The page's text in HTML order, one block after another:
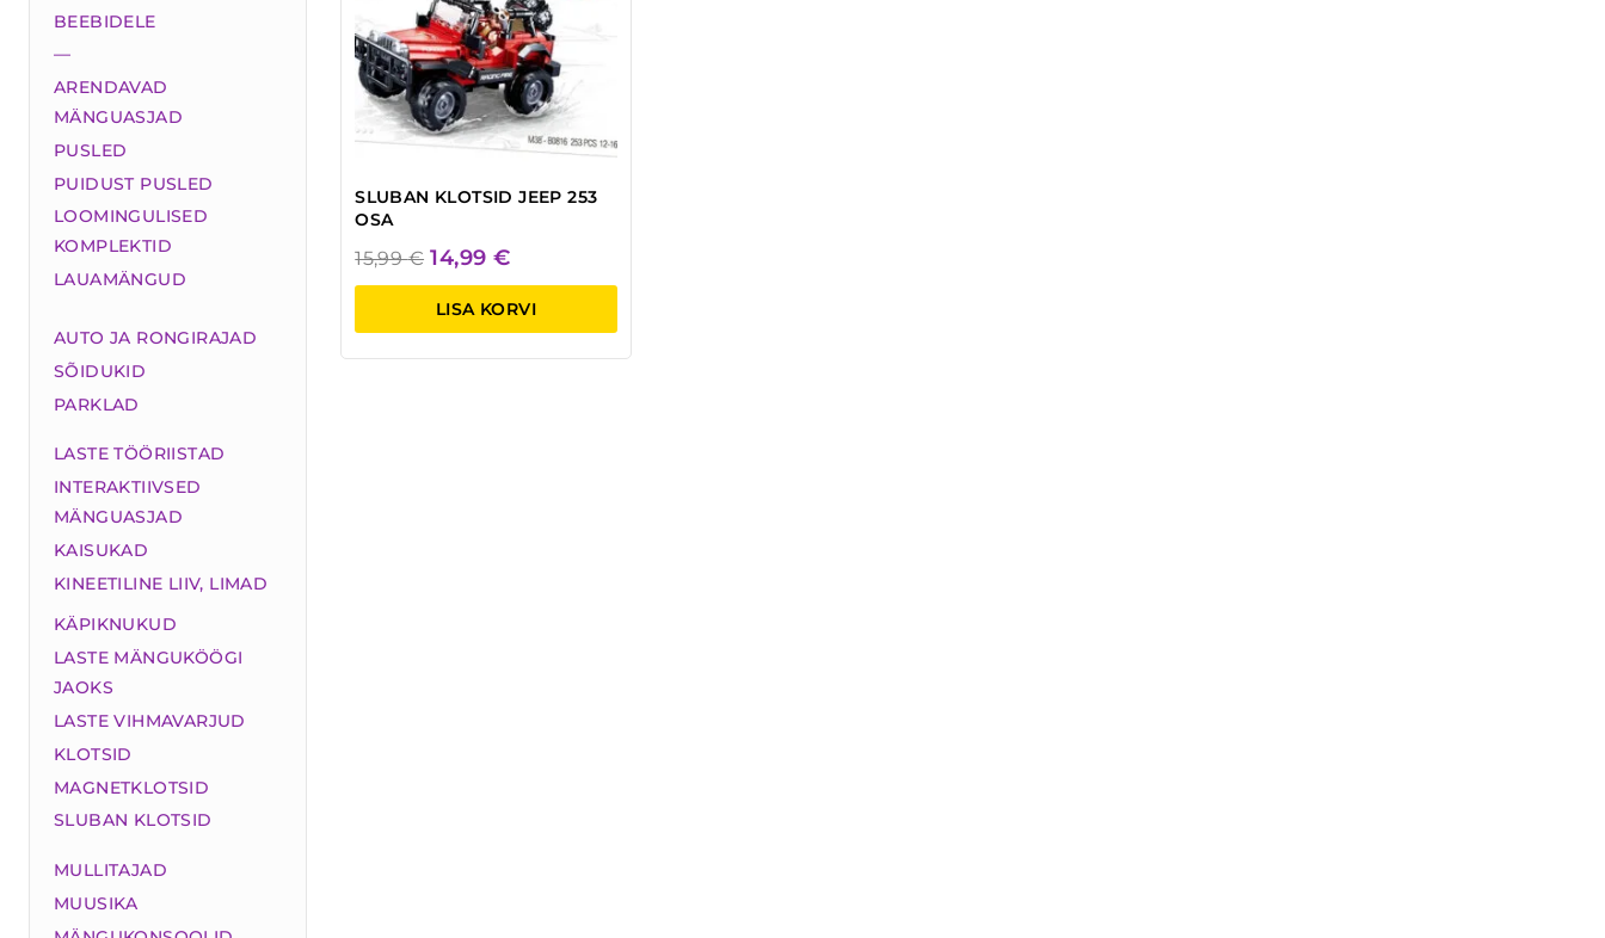
SLUBAN KLOTSID JEEP 253
OSA
15,99€ Algne
hind
oli:
15,99 €.
14,99 €Praegune
hind
on:
14,99 €.
LISA KORVI
BEEBIDELE
—
ARENDAVAD
MÄNGUASJAD
PUSLED
PUIDUST PUSLED
LOOMINGULISED
KOMPLEKTID
LAUAMÄNGUD
AUTO JA RONGIRAJAD
SÕIDUKID
PARKLAD
LASTE TÖÖRIISTAD
INTERAKTIIVSED
MÄNGUASJAD
KAISUKAD
KINEETILINE LIIV, LIMAD
KÄPIKNUKUD
LASTE MÄNGUKÖÖGI
JAOKS
LASTE VIHMAVARJUD
KLOTSID
MAGNETKLOTSID
SLUBAN KLOTSID
MULLITAJAD
MUUSIKA